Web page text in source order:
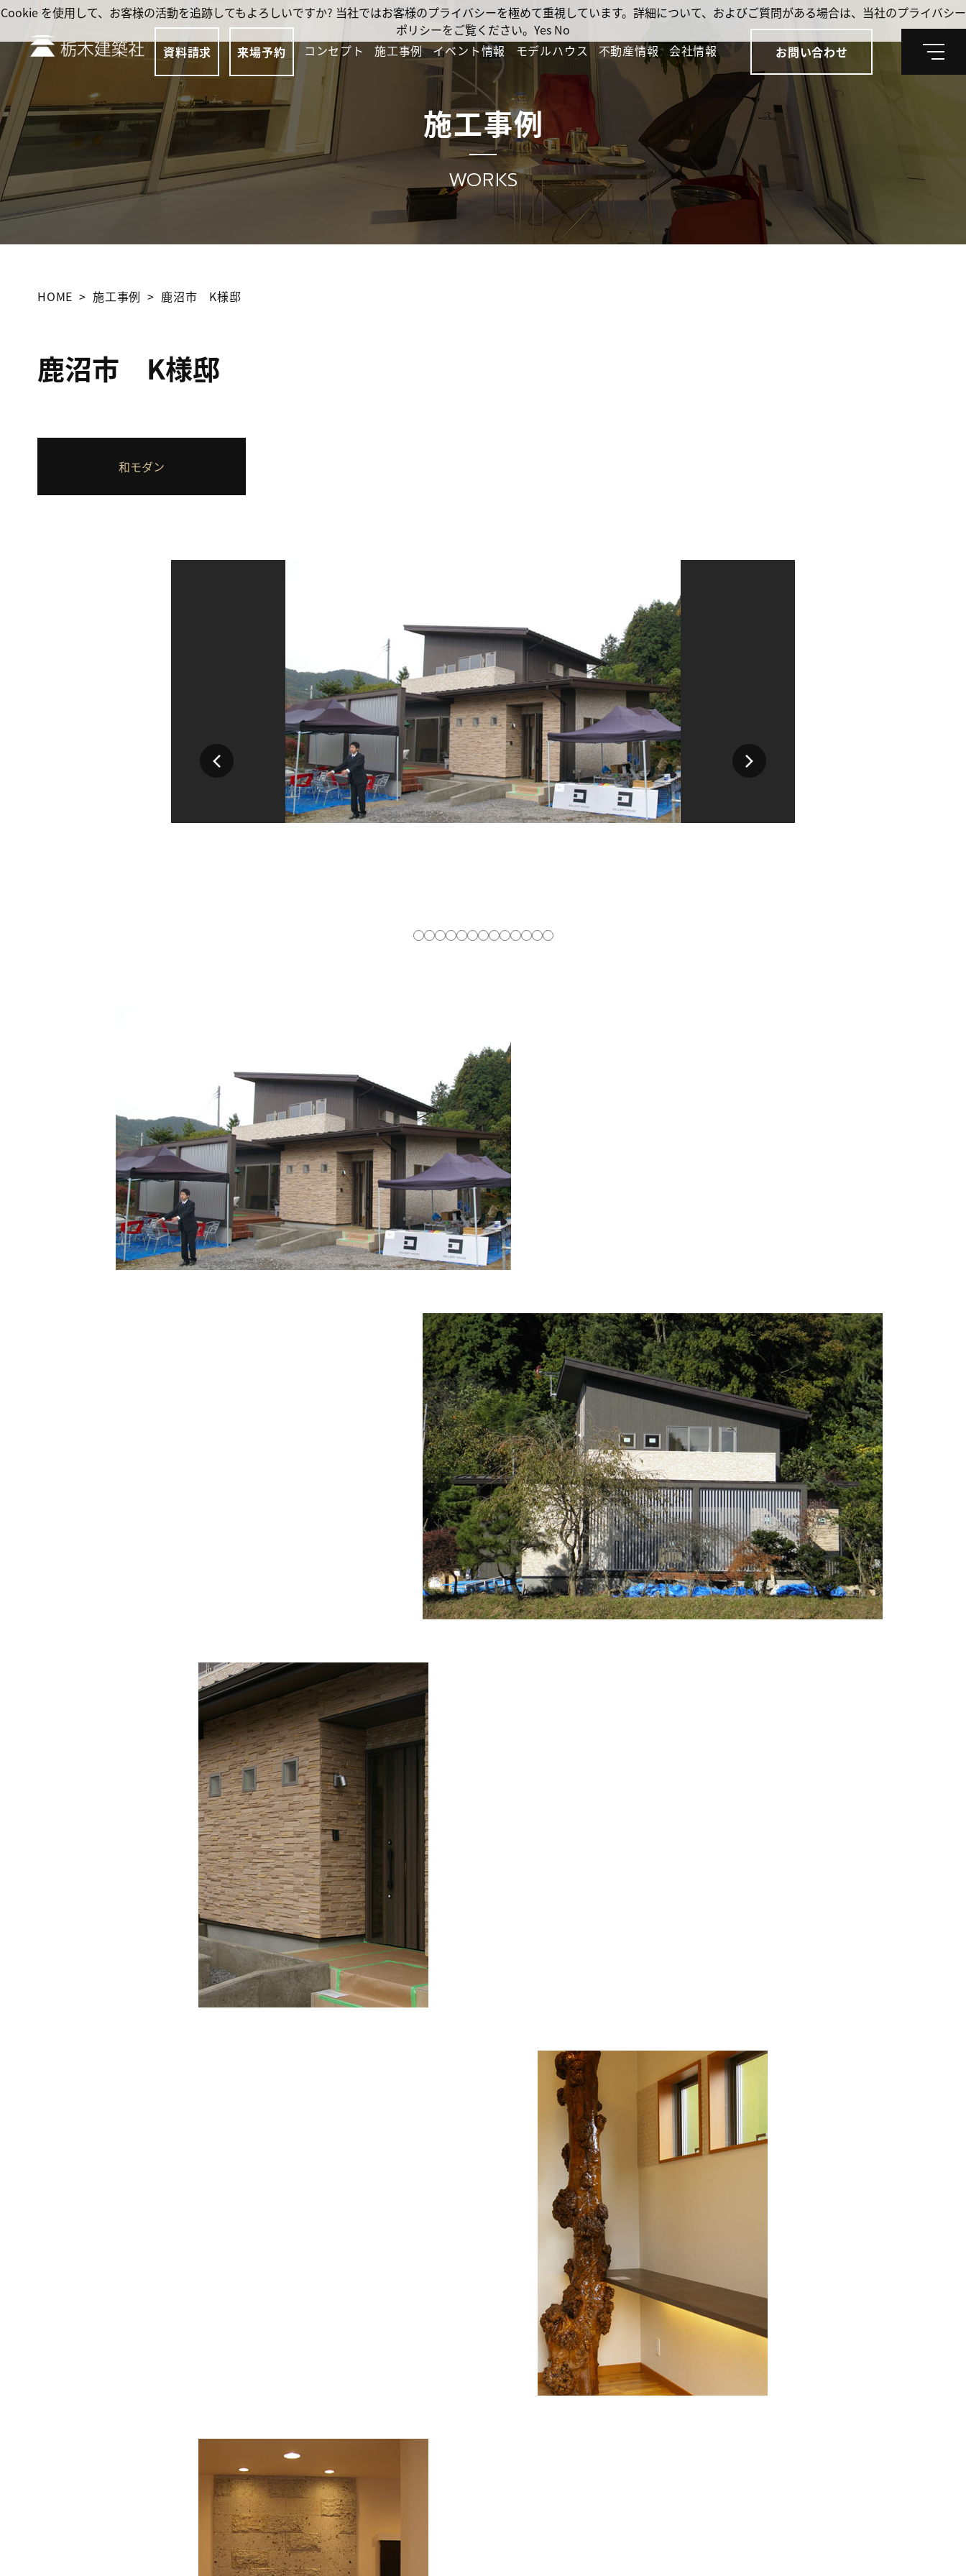
資料請求 来場予約 コンセプト 施工事例 イベント情報 モデルハウス 不動産情報 会社情報 お問い合わせ
メ
施工事例
WORKS
HOME 施工事例 鹿沼市 K様邸
鹿沼市 K様邸
和モダン
Cookie を使用して、お客様の活動を追跡してもよろしいですか? 当社ではお客様のプライバシーを極めて重視しています。詳細について、およびご質問がある場合は、当社のプライバシー
ポリシーをご覧ください。 Yes No